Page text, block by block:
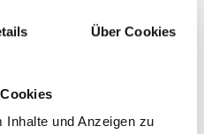
Über Cookies
und Anzeigen zu
Terrasse